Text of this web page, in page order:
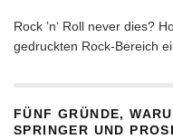
Rock ’n‘ Roll never dies?
gedruckten Rock-Bereich
FÜNF GRÜNDE,
SPRINGER UND